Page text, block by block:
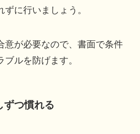
に行いましょう。
意が必要なので、書面で条件
ルを防げます。
ずつ慣れる